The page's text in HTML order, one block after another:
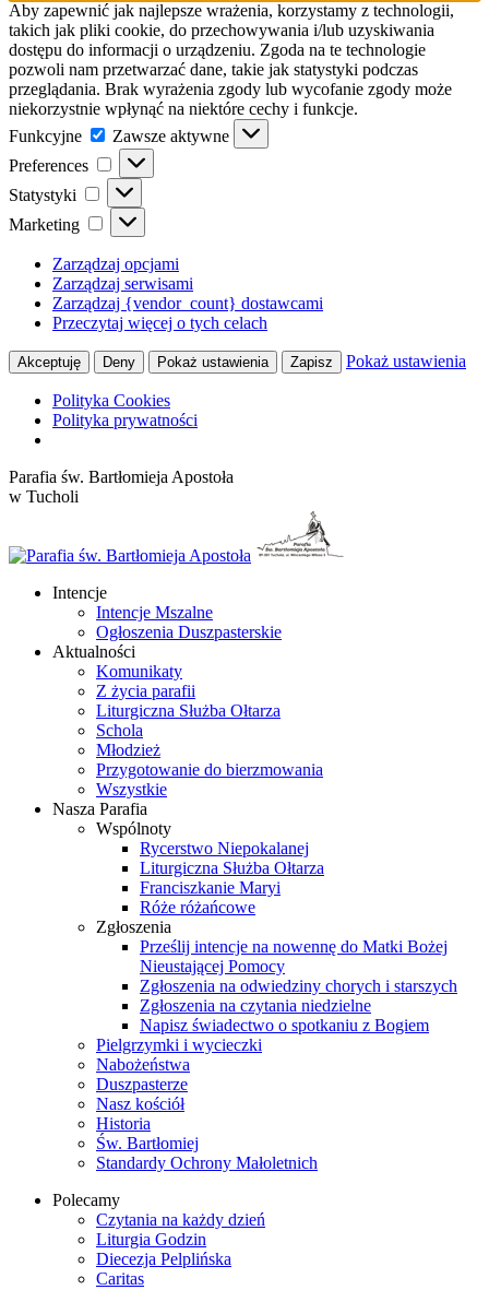
Aby zapewnić jak najlepsze wrażenia, korzystamy z technologii,
takich jak pliki cookie, do przechowywania i/lub uzyskiwania
dostępu do informacji o urządzeniu. Zgoda na te technologie
pozwoli nam przetwarzać dane, takie jak statystyki podczas
przeglądania. Brak wyrażenia zgody lub wycofanie zgody może
niekorzystnie wpłynąć na niektóre cechy i funkcje.
Funkcyjne
Funkcyjne
Zawsze aktywne
Preferences
Preferences
Statystyki Statystyki
Marketing Marketing
Zarządzaj opcjami
Zarządzaj serwisami
Zarządzaj {vendor_count} dostawcami
Przeczytaj więcej o tych celach
Akceptuję Deny Pokaż ustawienia Zapisz Pokaż ustawienia
Polityka Cookies
Polityka prywatności
Przewiń
do
Parafia św. Bartłomieja Apostoła
w Tucholi
Intencje
Intencje Mszalne
Ogłoszenia Duszpasterskie
Aktualności
Komunikaty
Z życia parafii
Liturgiczna Służba Ołtarza
Schola
Młodzież
Przygotowanie do bierzmowania
Wszystkie
Nasza Parafia
Wspólnoty
Rycerstwo Niepokalanej
Liturgiczna Służba Ołtarza
Franciszkanie Maryi
Róże różańcowe
Zgłoszenia
Prześlij intencje na nowennę do Matki Bożej
Nieustającej Pomocy
Zgłoszenia na odwiedziny chorych i starszych
Zgłoszenia na czytania niedzielne
Napisz świadectwo o spotkaniu z Bogiem
Pielgrzymki i wycieczki
Nabożeństwa
Duszpasterze
Nasz kościół
Historia
Św. Bartłomiej
Standardy Ochrony Małoletnich
Polecamy
Czytania na każdy dzień
Liturgia Godzin
Diecezja Pelplińska
Caritas